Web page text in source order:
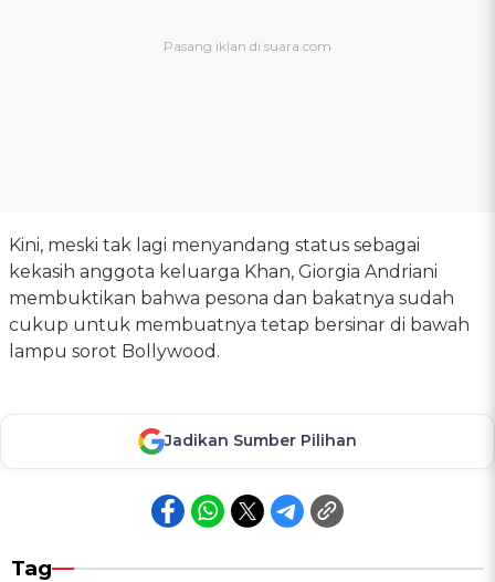
Kini, meski tak lagi menyandang status sebagai
kekasih anggota keluarga Khan, Giorgia Andriani
membuktikan bahwa pesona dan bakatnya sudah
cukup untuk membuatnya tetap bersinar di bawah
lampu sorot Bollywood.
Jadikan Sumber Pilihan
Tag